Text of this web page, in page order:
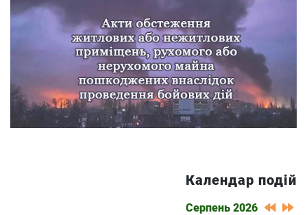
Календар подій
Серпень 2026